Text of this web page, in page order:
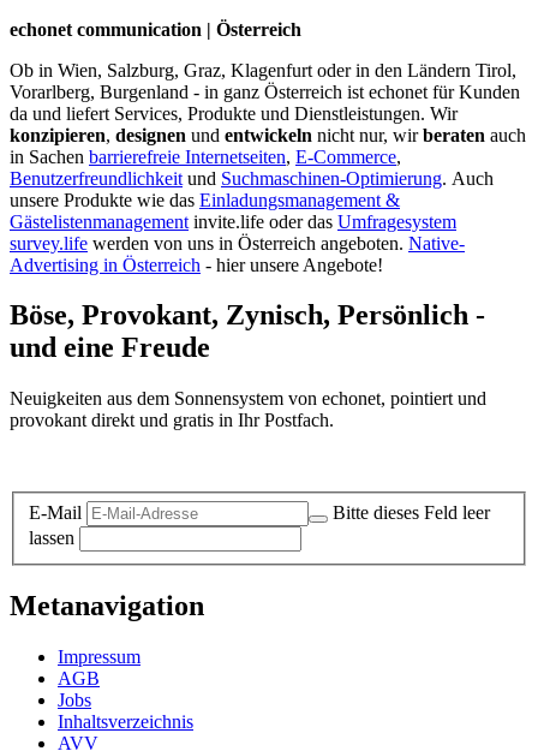
echonet communication | Österreich
Ob in Wien, Salzburg, Graz, Klagenfurt oder in den Ländern Tirol,
Vorarlberg, Burgenland - in ganz Österreich ist echonet für Kunden
da und liefert Services, Produkte und Dienstleistungen. Wir
konzipieren, designen und entwickeln nicht nur, wirberaten auch
in Sachen barrierefreie Internetseiten, E-Commerce,
Benutzerfreundlichkeit und Suchmaschinen-Optimierung. Auch
unsere Produkte wie das Einladungsmanagement &
Gästelistenmanagement invite.life oder das Umfragesystem
survey.life werden von uns in Österreich angeboten. Native-
Advertising in Österreich - hier unsere Angebote!
Böse, Provokant, Zynisch, Persönlich -
und eine Freude
Neuigkeiten aus dem Sonnensystem von echonet, pointiert und
provokant direkt und gratis in Ihr Postfach.
E-Mail
Bitte dieses Feld leer
lassen
Metanavigation
Impressum
AGB
Jobs
Inhaltsverzeichnis
AVV